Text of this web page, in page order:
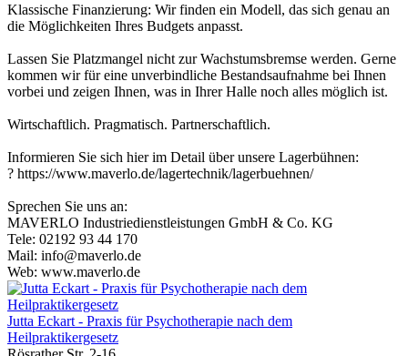
Klassische Finanzierung: Wir finden ein Modell, das sich genau an
die Möglichkeiten Ihres Budgets anpasst.
Lassen Sie Platzmangel nicht zur Wachstumsbremse werden. Gerne
kommen wir für eine unverbindliche Bestandsaufnahme bei Ihnen
vorbei und zeigen Ihnen, was in Ihrer Halle noch alles möglich ist.
Wirtschaftlich. Pragmatisch. Partnerschaftlich.
Informieren Sie sich hier im Detail über unsere Lagerbühnen:
? https://www.maverlo.de/lagertechnik/lagerbuehnen/
Sprechen Sie uns an:
MAVERLO Industriedienstleistungen GmbH & Co. KG
Tele: 02192 93 44 170
Mail: info@maverlo.de
Web: www.maverlo.de
Jutta Eckart - Praxis für Psychotherapie nach dem
Heilpraktikergesetz